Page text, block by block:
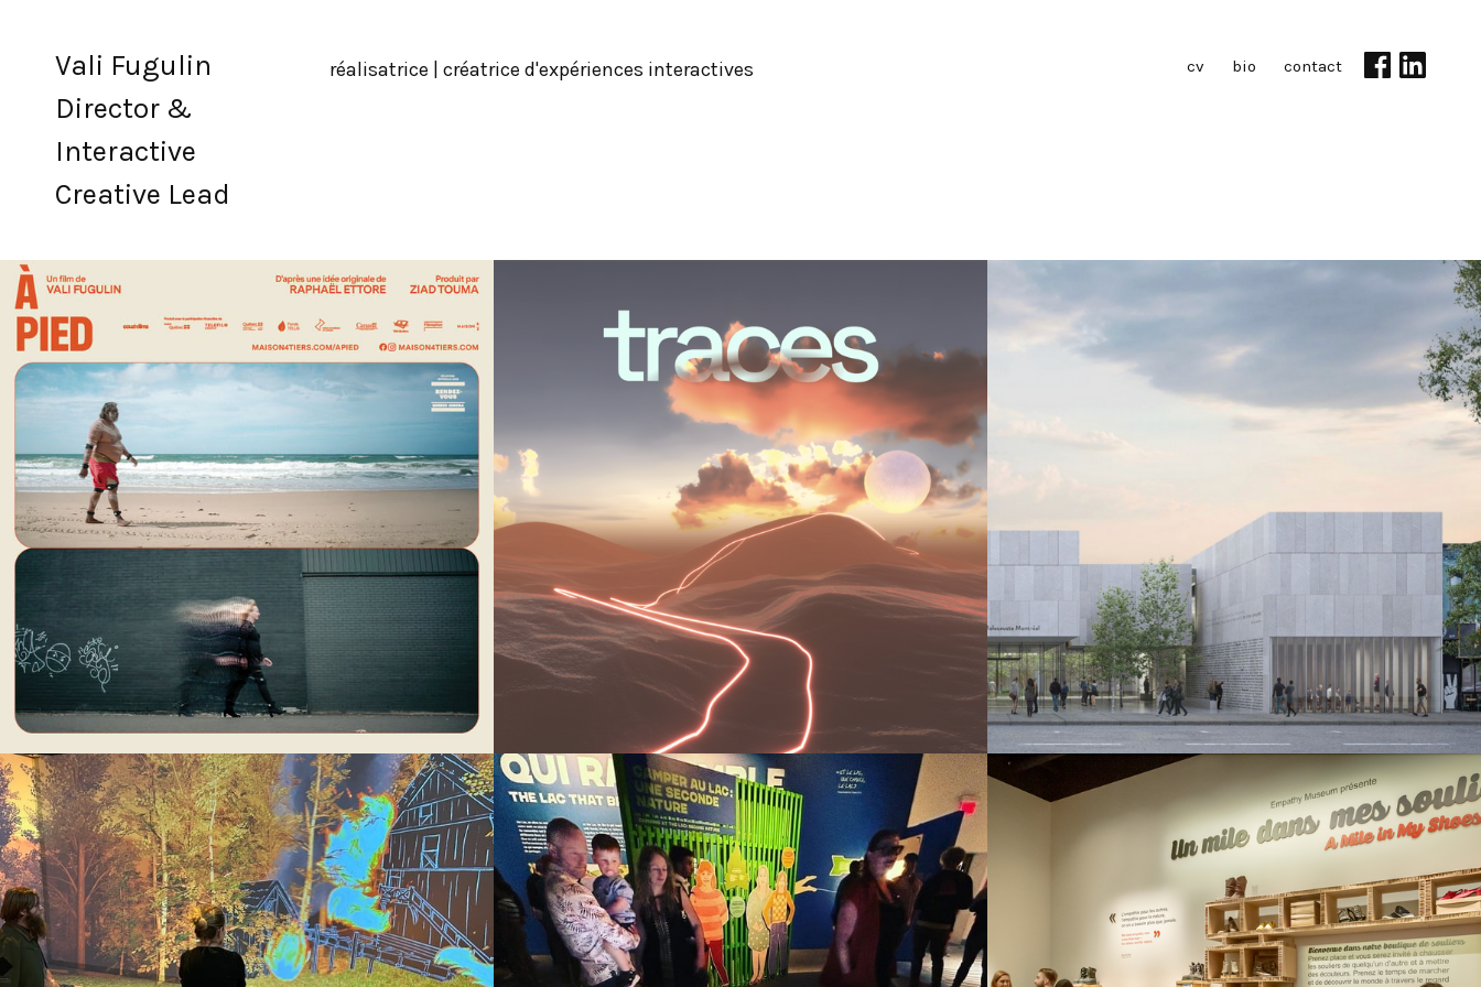
Vali Fugulin
Director &
Interactive
Creative Lead
réalisatrice | créatrice d'expériences interactives cv bio contact